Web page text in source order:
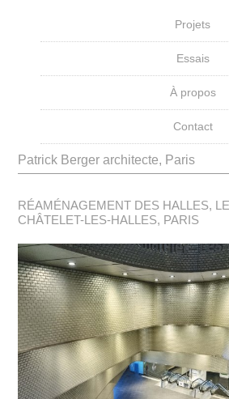
Projets
Essais
À propos
Contact
Patrick Berger architecte, Paris
RÉAMÉNAGEMENT DES HALLES,
CHÂTELET-LES-HALLES, PARIS